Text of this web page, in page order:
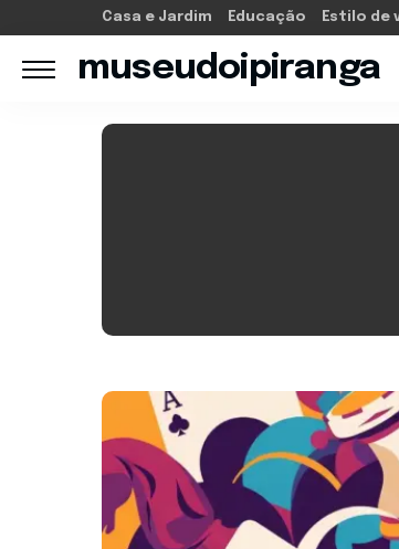
Casa e Jardim Educação Estilo de
museudoipiranga